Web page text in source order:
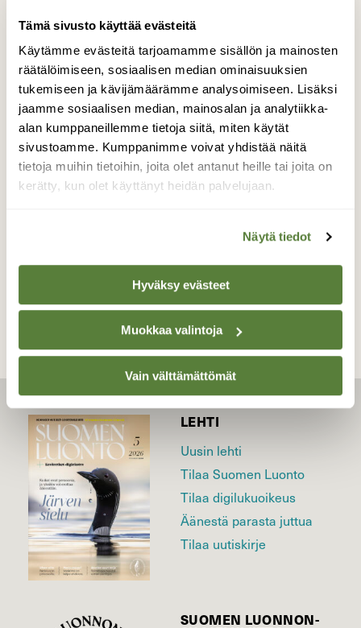
Tämä sivusto käyttää evästeitä
Käytämme evästeitä tarjoamamme sisällön ja mainosten
räätälöimiseen, sosiaalisen median ominaisuuksien
tukemiseen ja kävijämäärämme analysoimiseen. Lisäksi
jaamme sosiaalisen median, mainosalan ja analytiikka-
alan kumppaneillemme tietoja siitä, miten käytät
sivustoamme. Kumppanimme voivat yhdistää näitä
tietoja muihin tietoihin, joita olet antanut heille tai joita on
kerätty, kun olet käyttänyt heidän palvelujaan.
Näytä tiedot
Hyväksy evästeet
Muokkaa valintoja
Vain välttämättömät
Täplätuomimittari
Perhonen lepäilee heinikossa.
Valokuvaaja: Tarja Naukkarinen, Savitaipale
TAKAISIN LISTAAN
LEHTI
Uusin lehti
Tilaa Suomen Luonto
Tilaa digilukuoikeus
Äänestä parasta juttua
Tilaa uutiskirje
SUOMEN LUONNON­